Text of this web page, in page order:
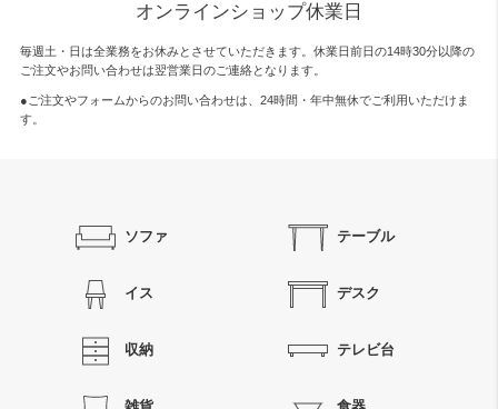
オンラインショップ休業日
毎週土・日は全業務をお休みとさせていただきます。休業日前日の14時30分以降の
ご注文やお問い合わせは翌営業日のご連絡となります。
●ご注文やフォームからのお問い合わせは、 24時間・年中無休でご利用いただけま
す。
ソファ テーブル
イス デスク
収納 テレビ台